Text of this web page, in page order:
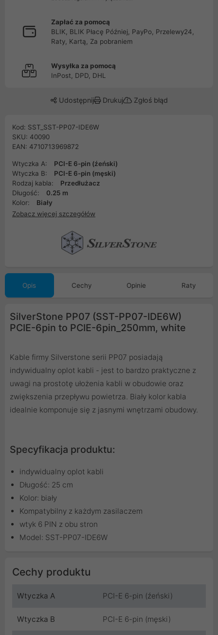
Zapłać za pomocą
BLIK, BLIK Płacę Później, PayPo, Przelewy24,
Raty, Kartą, Za pobraniem
Wysyłka za pomocą
InPost, DPD, DHL
Udostępnij Drukuj Zgłoś błąd
Kod: SST_SST-PP07-IDE6W
SKU: 40090
EAN: 4710713969872
Wtyczka A:
PCI-E 6-pin (źeński)
Wtyczka B:
PCI-E 6-pin (męski)
Rodzaj kabla:
Przedłużacz
Długość:
0.25 m
Kolor:
Biały
Zobacz więcej szczegółów
Opis Cechy Opinie Raty
SilverStone PP07 (SST-PP07-IDE6W)
PCIE-6pin to PCIE-6pin_250mm, white
Kable firmy Silverstone serii PP07 posiadają
indywidualny oplot kabli - jest to bardzo praktyczne z
uwagi na prostotę ułożenia kabli w obudowie oraz
zwiększenia przepływu powietrza. Biały kolor kabla
idealnie komponuje się z jasnymi wnętrzami obudowy.
Specyfikacja produktu:
indywidualny oplot kabli
Długość: 25 cm
Kolor: biały
Kompatybilny z każdym zasilaczem
wtyk 6 PIN z obu stron
Model: SST-PP07-IDE6W
Cechy produktu
Wtyczka A PCI-E 6-pin (źeński)
Wtyczka B PCI-E 6-pin (męski)